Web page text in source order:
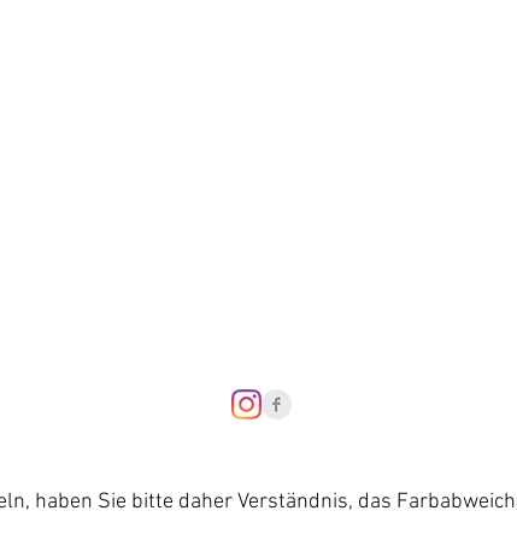
haben Sie bitte daher Verständnis, das